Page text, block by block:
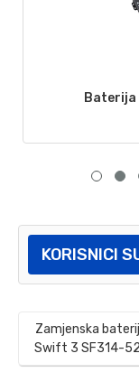
Baterija
KORISNICI
Zamjenska
Swift 3 SF314-